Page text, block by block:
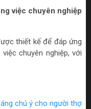
việc chuyên nghiệp
thiết kế để đáp ứng
chuyên nghiệp, với
chú ý cho người thợ